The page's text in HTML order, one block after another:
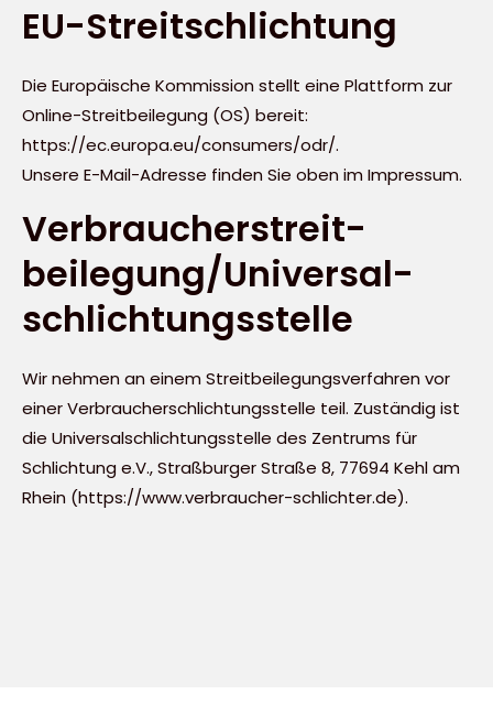
EU-Streitschlichtung
Die Europäische Kommission stellt eine Plattform zur
Online-Streitbeilegung (OS) bereit:
https://ec.europa.eu/consumers/odr/.
Unsere E-Mail-Adresse finden Sie oben im Impressum.
Verbraucher­streit­
beilegung/Universal­
schlichtungs­stelle
Wir nehmen an einem Streitbeilegungsverfahren vor
einer Verbraucherschlichtungsstelle teil. Zuständig ist
die Universalschlichtungsstelle des Zentrums für
Schlichtung e.V., Straßburger Straße 8, 77694 Kehl am
Rhein (https://www.verbraucher-schlichter.de).